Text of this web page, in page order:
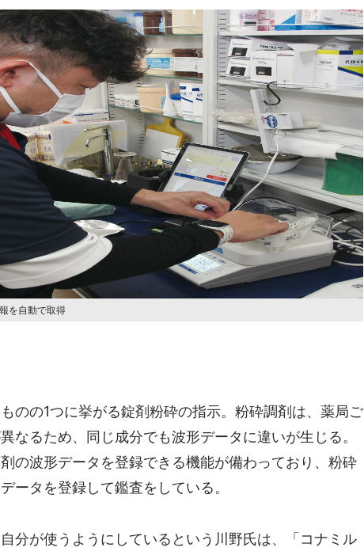
を自動で取得
のの1つに挙がる錠剤粉砕の指示。粉砕調剤は、薬局ご
なるため、同じ成分でも波形データに違いが生じる。
の波形データを登録できる機能が備わっており、粉砕
ータを登録して鑑査をしている。
分が使うようにしているという川野氏は、「コナミル